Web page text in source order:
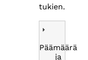
tukien.
Päämäärä
ja